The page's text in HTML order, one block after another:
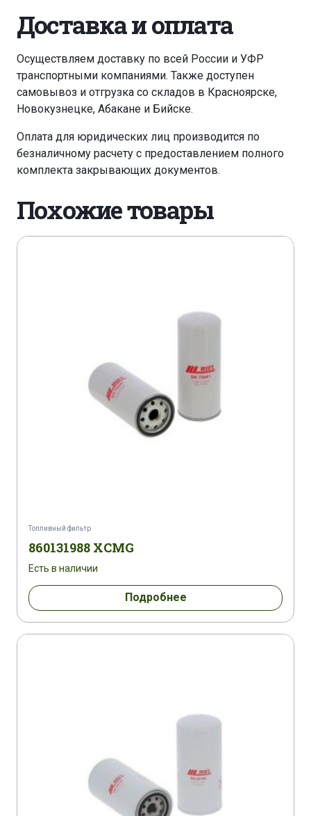
CASE CX 370 C
CASE CX 490 D CASE CX 500 D
CASE CX 700 TIER 3 CASE CX 800 TIER 3
DENYO DCA 125 SSIU HIDROMEK HMK 220 LC 3
HITACHI ZW 220
HITACHI ZX 135 US-3 ZAXIS
HITACHI ZX 140 W-3 ZAXIS
HITACHI ZX 170 W-5B
HITACHI ZX 180 LC-5 B ZAXIS
HITACHI ZX 190 W-5 B ZAXIS
HITACHI ZX 210-3 LCN
Доставка и оплата
Осуществляем доставку по всей России и УФР
транспортными компаниями. Также доступен
самовывоз и отгрузка со складов в Красноярске,
Новокузнецке, Абакане и Бийске.
Оплата для юридических лиц производится по
безналичному расчету с предоставлением полного
комплекта закрывающих документов.
Похожие товары
Топливный фильтр
860131988 XCMG
Есть в наличии
Подробнее